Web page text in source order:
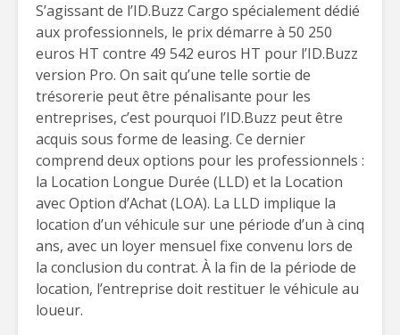
S’agissant de l’ID.Buzz Cargo spécialement dédié
aux professionnels, le prix démarre à 50 250
euros HT contre 49 542 euros HT pour l’ID.Buzz
version Pro. On sait qu’une telle sortie de
trésorerie peut être pénalisante pour les
entreprises, c’est pourquoi l’ID.Buzz peut être
acquis sous forme de leasing. Ce dernier
comprend deux options pour les professionnels :
la Location Longue Durée (LLD) et la Location
avec Option d’Achat (LOA). La LLD implique la
location d’un véhicule sur une période d’un à cinq
ans, avec un loyer mensuel fixe convenu lors de
la conclusion du contrat. À la fin de la période de
location, l’entreprise doit restituer le véhicule au
loueur.